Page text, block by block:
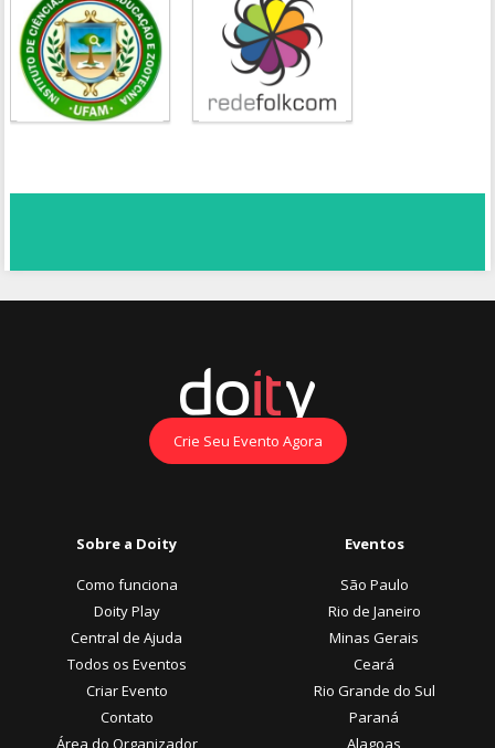
Crie Seu Evento Agora
Sobre a Doity
Como funciona
Doity Play
Central de Ajuda
Todos os Eventos
Criar Evento
Contato
Área do Organizador
Eventos
São Paulo
Rio de Janeiro
Minas Gerais
Ceará
Rio Grande do Sul
Paraná
Alagoas